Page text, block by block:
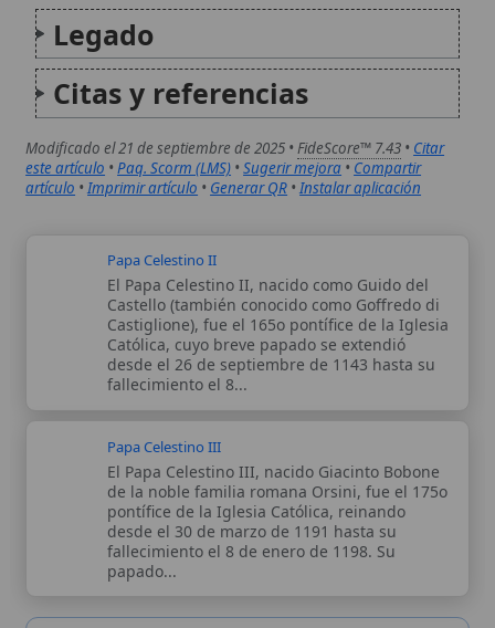
Papa Celestino III
El Papa Celestino III, nacido Giacinto Bobone
de la noble familia romana Orsini, fue el 175o
pontífice de la Iglesia Católica, reinando
desde el 30 de marzo de 1191 hasta su
fallecimiento el 8 de enero de 1198. Su
papado...
Artículo supervisado por el Comité
editorial de Wikitólica. Las afirmaciones
del artículo están basadas y contrastadas
usando fuentes catolicas: escritos
patrísticos, de santos, artículos
teológicos, documentos históricos, actas
la Iglesia.Proceso editorial →
Wikitólica © 2026. Enciclopedia del patrimonio doctrinal,
histórico y litúrgico de la Iglesia Católica. Parte de la red formativa
Curso Católico,Buscador Católico yCustodio Animae . Con
analíticas anónimas. Licencia
Carlo Acutis.